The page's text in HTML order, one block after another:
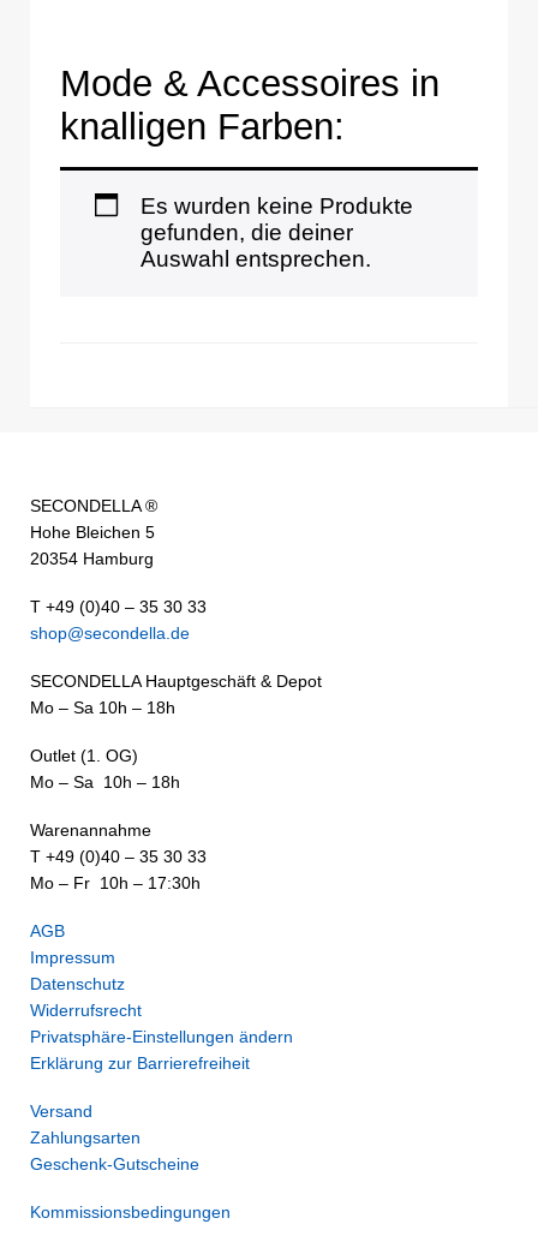
Mode & Accessoires in
knalligen Farben:
Es wurden keine Produkte
gefunden, die deiner
Auswahl entsprechen.
SECONDELLA ®
Hohe Bleichen 5
20354 Hamburg
T +49 (0)40 – 35 30 33
shop@secondella.de
SECONDELLA Hauptgeschäft & Depot
Mo – Sa 10h – 18h
Outlet (1. OG)
Mo – Sa 10h – 18h
Warenannahme
T +49 (0)40 – 35 30 33
Mo – Fr 10h – 17:30h
AGB
Impressum
Datenschutz
Widerrufsrecht
Privatsphäre-Einstellungen ändern
Erklärung zur Barrierefreiheit
Versand
Zahlungsarten
Geschenk-Gutscheine
Kommissionsbedingungen